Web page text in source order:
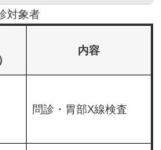
対象者
内容
問診・胃部X線検査